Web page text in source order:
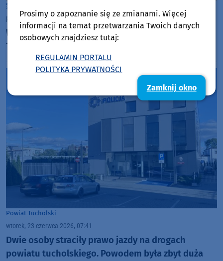
Sport
piątek, 26 czerwca 2026, 07:27
W piątek 26 czerwca wieczorem rusza Cyklocekcyn.
To już trzecia edycja tej imprezy
Powiat Tucholski
wtorek, 23 czerwca 2026, 07:41
Dwie osoby straciły prawo jazdy na drogach
powiatu tucholskiego. Powodem była zbyt duża
Prosimy o zapoznanie się ze zmianami. Więcej
informacji na temat przetwarzania Twoich danych
osobowych znajdziesz tutaj:
REGULAMIN PORTALU
POLITYKA PRYWATNOŚCI
Zamknij okno